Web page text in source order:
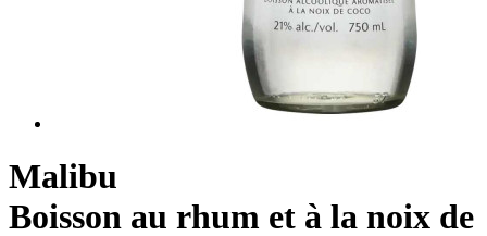
Malibu
Boisson au rhum et à la noix de